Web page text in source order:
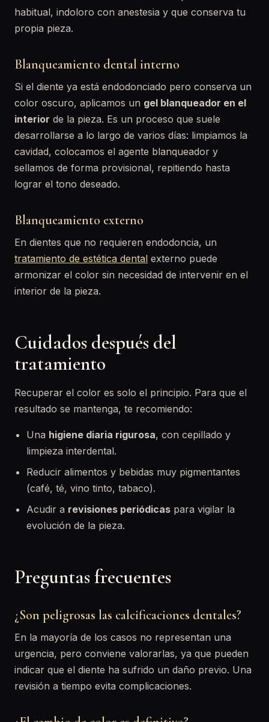
habitual, indoloro con anestesia y que conserva tu
propia pieza.
Blanqueamiento dental interno
Si el diente ya está endodonciado pero conserva un
color oscuro, aplicamos un gel blanqueador en el
interior de la pieza. Es un proceso que suele
desarrollarse a lo largo de varios días: limpiamos la
cavidad, colocamos el agente blanqueador y
sellamos de forma provisional, repitiendo hasta
lograr el tono deseado.
Blanqueamiento externo
En dientes que no requieren endodoncia, un
tratamiento de estética dental externo puede
armonizar el color sin necesidad de intervenir en el
interior de la pieza.
Cuidados después del
tratamiento
Recuperar el color es solo el principio. Para que el
resultado se mantenga, te recomiendo:
Una higiene diaria rigurosa, con cepillado y
limpieza interdental.
Reducir alimentos y bebidas muy pigmentantes
(café, té, vino tinto, tabaco).
Acudir a revisiones periódicas para vigilar la
evolución de la pieza.
Preguntas frecuentes
¿Son peligrosas las calcificaciones dentales?
En la mayoría de los casos no representan una
urgencia, pero conviene valorarlas, ya que pueden
indicar que el diente ha sufrido un daño previo. Una
revisión a tiempo evita complicaciones.